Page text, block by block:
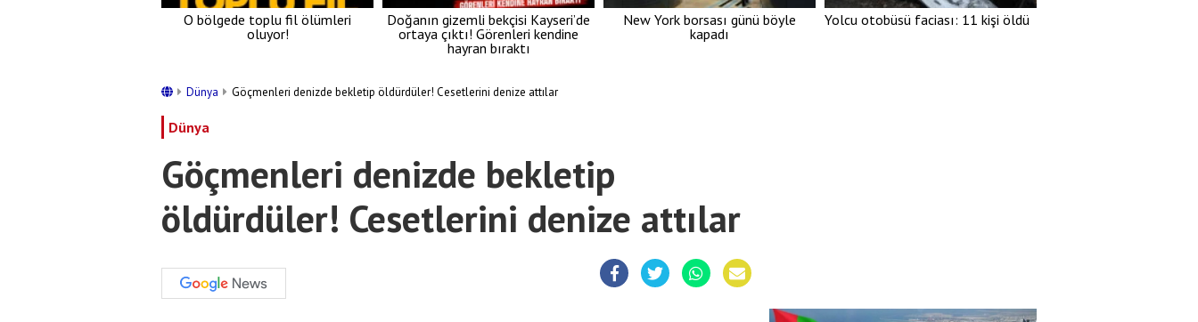
O bölgede toplu fil ölümleri
oluyor!
Doğanın gizemli bekçisi Kayseri’de
ortaya çıktı! Görenleri kendine
hayran bıraktı
New York borsası günü böyle
kapadı
Yolcu otobüsü faciası: 11 kişi öldü
Dünya Göçmenleri denizde bekletip öldürdüler! Cesetlerini denize attılar
Dünya
Göçmenleri denizde bekletip
öldürdüler! Cesetlerini denize attılar